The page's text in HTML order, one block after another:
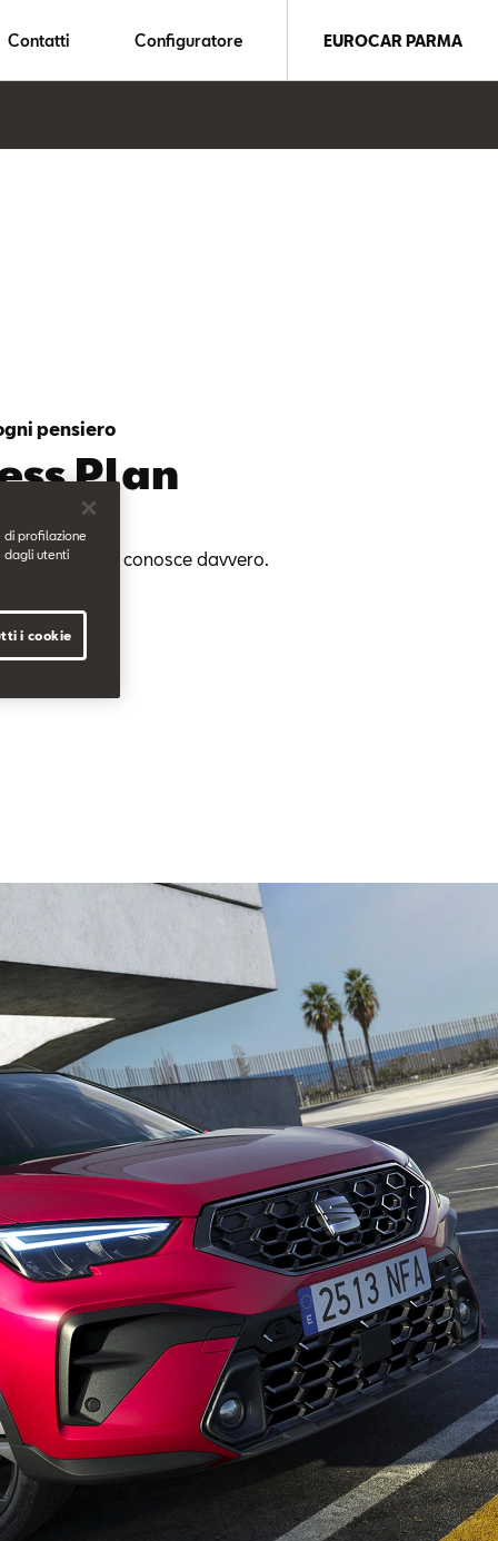
Contatti Configuratore EUROCAR PARMA
pensiero
Plan
SEAT a chi la conosce davvero.
di profilazione
dagli utenti
i cookie